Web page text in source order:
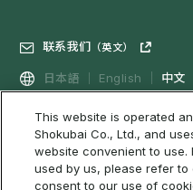
联系我们 （英文）
日本語 English 中文
隐私政策 社交媒体政策（英文）
利用条件和免责事项等
网络可访
This website is operated
Shokubai Co., Ltd., and
website convenient to use.
used by us, please refer to
consent to our use of